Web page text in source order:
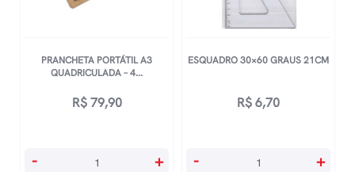
PRANCHETA PORTÁTIL A3
QUADRICULADA – 4...
R$79,90
Prancheta
- +
ESQUADRO 30×60 GRAUS 21CM
R$6,70
Esquadro
- +